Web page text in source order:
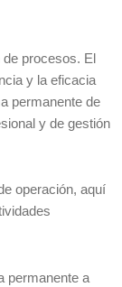
procesos. El
y la eficacia
permanente de
y de gestión
operación, aquí
permanente a